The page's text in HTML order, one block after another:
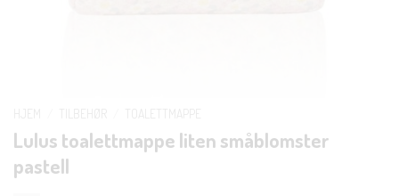
Lulus toalettmappe liten småblomster
pastell